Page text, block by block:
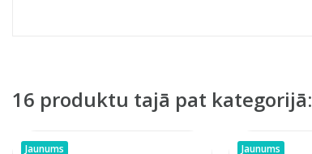
16 produktu tajā pat kategorijā:
Jaunums Jaunums